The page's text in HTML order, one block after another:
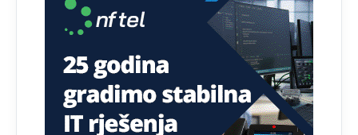
Najveći dio populacije starije od 65 godina uopšte ne
koristi internet, niti ima pristup računarima
Анонимно2818605 јуче 11:45
Uvođenje pravila da se umjesto dosadašnjeg znaka "X"
(krstića) kružić ispred kandidata mora u potpunosti
obojiti (popuniti) uvedeno je isključivo zbog tehničkih
zahtjeva optičkih skenera.